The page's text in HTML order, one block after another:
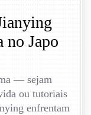
no Japo
— sejam
ou tutoriais
enfrentam